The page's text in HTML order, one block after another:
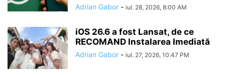
Adrian Gabor - iul. 28, 2026, 8:00 AM
iOS 26.6 a fost Lansat, de ce
RECOMAND Instalarea Imediată
Adrian Gabor - iul. 27, 2026, 10:47 PM